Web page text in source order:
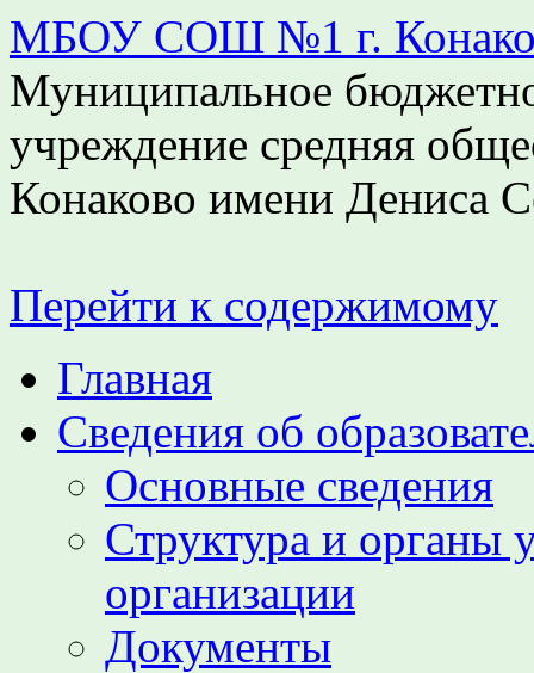
МБОУ СОШ №1 г.
Муниципальное
учреждение средняя
Конаково имени Дениса
Перейти к содержимому
Главная
Сведения об
Основные сведения
Структура и органы
организации
Документы